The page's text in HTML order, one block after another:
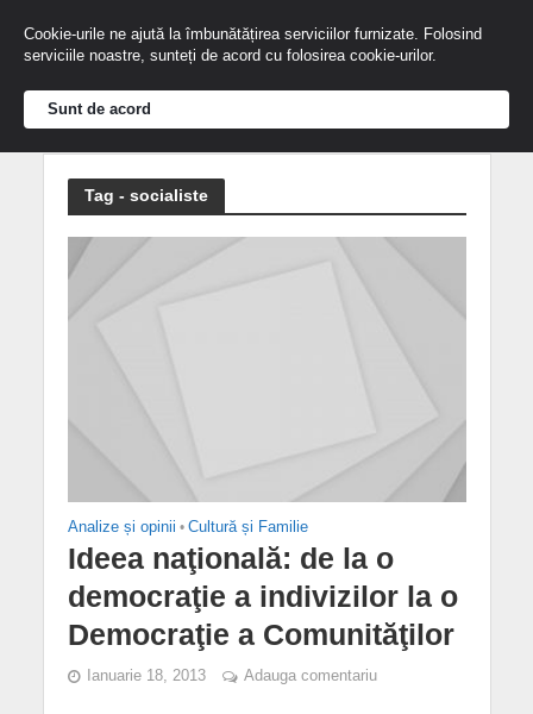
Tag - socialiste
Analize și opinii • Cultură și Familie
Ideea naţională: de la o
democraţie a indivizilor la o
Democraţie a Comunităţilor
Ianuarie 18, 2013 Adauga comentariu
Cookie-urile ne ajută la îmbunătățirea serviciilor furnizate. Folosind
serviciile noastre, sunteți de acord cu folosirea cookie-urilor.
Sunt de acord